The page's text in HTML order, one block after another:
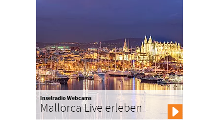
Inselradio Webcams
Mallorca Live erleben